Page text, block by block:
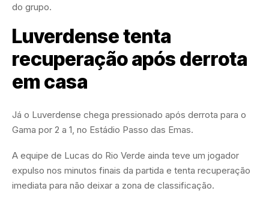
do grupo.
Luverdense tenta
recuperação após derrota
em casa
Já o Luverdense chega pressionado após derrota para o
Gama por 2 a 1, no Estádio Passo das Emas.
A equipe de Lucas do Rio Verde ainda teve um jogador
expulso nos minutos finais da partida e tenta recuperação
imediata para não deixar a zona de classificação.